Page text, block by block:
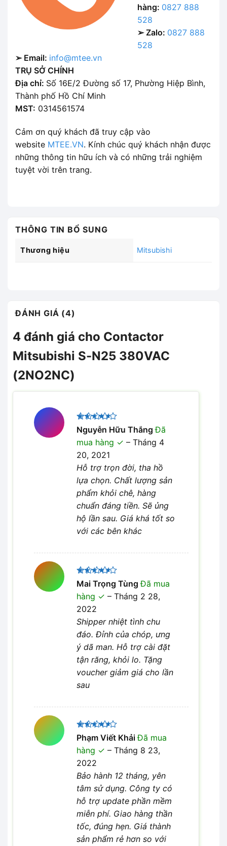
hàng: 0827 888
528
➢ Zalo: 0827 888
528
➢ Email: info@mtee.vn
TRỤ SỞ CHÍNH
Địa chỉ: Số 16E/2 Đường số 17, Phường Hiệp Bình,
Thành phố Hồ Chí Minh
MST: 0314561574
Cảm ơn quý khách đã truy cập vào
website MTEE.VN. Kính chúc quý khách nhận được
những thông tin hữu ích và có những trải nghiệm
tuyệt vời trên trang.
THÔNG TIN BỔ SUNG
Thương hiệu Mitsubishi
ĐÁNH GIÁ (4)
4 đánh giá cho Contactor
Mitsubishi S-N25 380VAC
(2NO2NC)
Được
xếp hạng
45 sao
Nguyễn Hữu ThắngĐã
mua hàng
– Tháng 4
20, 2021
Hỗ trợ trọn đời, tha hồ
lựa chọn. Chất lượng sản
phẩm khỏi chê, hàng
chuẩn đáng tiền. Sẽ ủng
hộ lần sau. Giá khá tốt so
với các bên khác
Được
xếp hạng
45 sao
Mai Trọng TùngĐã mua
hàng
– Tháng 2 28,
2022
Shipper nhiệt tình chu
đáo. Đỉnh của chóp, ưng
ý dã man. Hỗ trợ cài đặt
tận răng, khỏi lo. Tặng
voucher giảm giá cho lần
sau
Được
xếp hạng
45 sao
Phạm Viết KhảiĐã mua
hàng
– Tháng 8 23,
2022
Bảo hành 12 tháng, yên
tâm sử dụng. Công ty có
hỗ trợ update phần mềm
miễn phí. Giao hàng thần
tốc, đúng hẹn. Giá thành
sản phẩm rẻ hơn so với